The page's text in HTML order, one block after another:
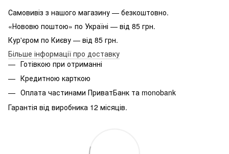
Самовивіз з нашого магазину — безкоштовно.
«Нововю поштою» по Україні — від 85 грн.
Кур'єром по Києву — від 85 грн.
Більше інформації про доставку
Готівкою при отриманні
Кредитною карткою
Оплата частинами ПриватБанк та monobank
Гарантія від виробника 12 місяців.